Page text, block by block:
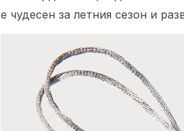
е чудесен за летния сезон и